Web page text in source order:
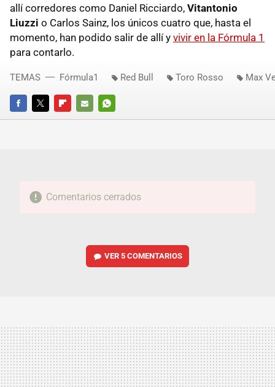
allí corredores como Daniel Ricciardo, Vitantonio
Liuzzi o Carlos Sainz, los únicos cuatro que, hasta el
momento, han podido salir de allí y vivir en la Fórmula 1
para contarlo.
FACEBOOKTWITTERFLIPBOARD
E-
WHATSAPP
TEMAS Fórmula1 Red Bull Toro Rosso Max
Comentarios cerrados
VER5 COMENTARIOS